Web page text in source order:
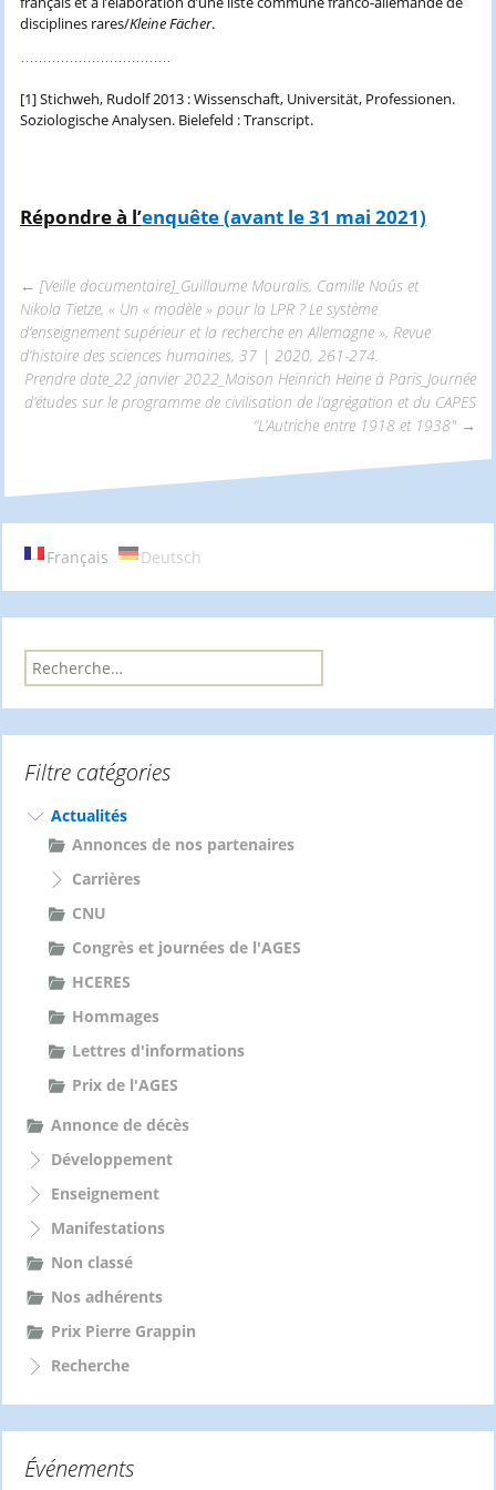
disciplines rares/Kleine Fächer.
[1] Stichweh, Rudolf 2013 : Wissenschaft, Universität, Professionen.
Soziologische Analysen. Bielefeld : Transcript.
Répondre à l’enquête (avant le 31 mai 2021)
Navigation
des
articles
← [Veille documentaire]_Guillaume Mouralis, Camille Noûs et
Nikola Tietze, « Un « modèle » pour la LPR ? Le système
d’enseignement supérieur et la recherche en Allemagne », Revue
d’histoire des sciences humaines, 37 | 2020, 261-274.
Prendre date_22 janvier 2022_Maison Heinrich Heine à Paris_Journée
d’études sur le programme de civilisation de l’agrégation et du CAPES
“L’Autriche entre 1918 et 1938″ →
Français Deutsch
R
e
r
h
Filtre catégories
Actualités
Annonces de nos partenaires
Carrières
CNU
Congrès et journées de l'AGES
HCERES
Hommages
Lettres d'informations
Prix de l'AGES
Annonce de décès
Développement
Enseignement
Manifestations
Non classé
Nos adhérents
Prix Pierre Grappin
Recherche
Événements